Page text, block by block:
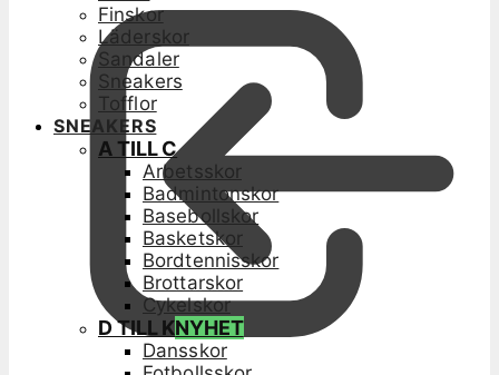
Finskor
Läderskor
Sandaler
Sneakers
Tofflor
SNEAKERS
A TILL C
Arbetsskor
Badmintonskor
Basebollskor
Basketskor
Bordtennisskor
Brottarskor
Cykelskor
D TILL KNYHET
Dansskor